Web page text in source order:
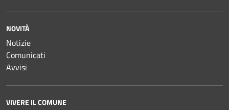
NOVITÀ
Notizie
Comunicati
Avvisi
VIVERE IL COMUNE